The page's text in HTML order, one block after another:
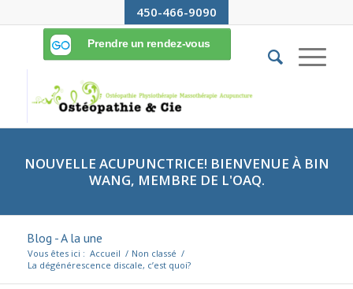
450-466-9090
NOUVELLE ACUPUNCTRICE! BIENVENUE À BIN
WANG, MEMBRE DE L'OAQ.
Blog - A la une
Vous êtes ici : Accueil / Non classé /
La dégénérescence discale, c’est quoi?